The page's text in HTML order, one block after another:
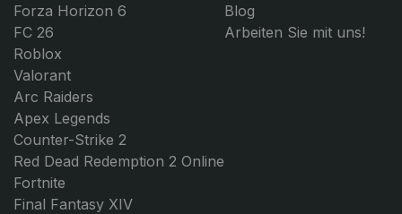
Forza Horizon 6
FC 26
Roblox
Valorant
Arc Raiders
Apex Legends
Counter-Strike 2
Red Dead Redemption 2 Online
Fortnite
Final Fantasy XIV
Blog
Arbeiten Sie mit uns!